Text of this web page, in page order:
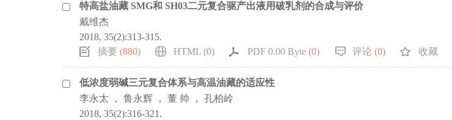
特高盐油藏 SMG和 SH03二元复合驱产出液用破乳剂的合成与评价
戴维杰
2018, 35(2):313-315.
摘要 (880) HTML (0) PDF 0.00 Byte (0) 评论 (0) 收藏
低浓度弱碱三元复合体系与高温油藏的适应性
李永太 ， 鲁永辉 ， 董 帅 ， 孔柏岭
2018, 35(2):316-321.